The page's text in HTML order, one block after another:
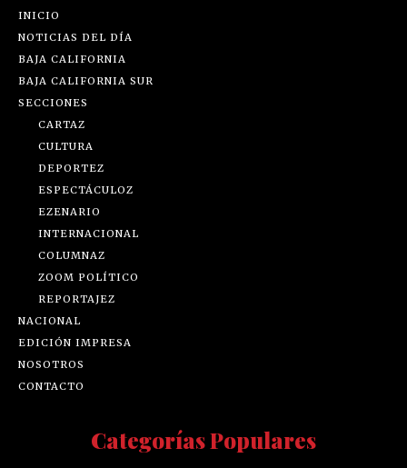
INICIO
NOTICIAS DEL DÍA
BAJA CALIFORNIA
BAJA CALIFORNIA SUR
SECCIONES
CARTAZ
CULTURA
DEPORTEZ
ESPECTÁCULOZ
EZENARIO
INTERNACIONAL
COLUMNAZ
ZOOM POLÍTICO
REPORTAJEZ
NACIONAL
EDICIÓN IMPRESA
NOSOTROS
CONTACTO
Categorías Populares